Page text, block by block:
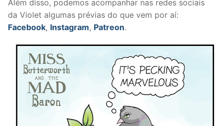
Além disso, podemos acompanhar nas redes sociais
da Violet algumas prévias do que vem por aí:
Facebook, Instagram, Patreon.